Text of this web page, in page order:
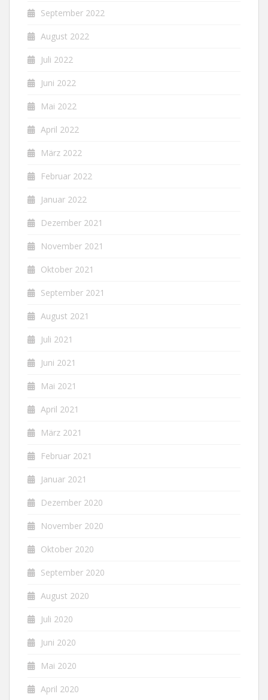
September 2022
August 2022
Juli 2022
Juni 2022
Mai 2022
April 2022
März 2022
Februar 2022
Januar 2022
Dezember 2021
November 2021
Oktober 2021
September 2021
August 2021
Juli 2021
Juni 2021
Mai 2021
April 2021
März 2021
Februar 2021
Januar 2021
Dezember 2020
November 2020
Oktober 2020
September 2020
August 2020
Juli 2020
Juni 2020
Mai 2020
April 2020